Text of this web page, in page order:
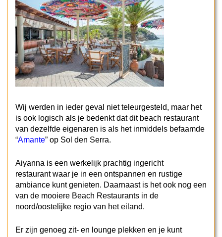
Wij werden in ieder geval niet teleurgesteld, maar het
is ook logisch als je bedenkt dat dit beach restaurant
van dezelfde eigenaren is als het inmiddels befaamde
“Amante” op Sol den Serra.
Aiyanna is een werkelijk prachtig ingericht
restaurant waar je in een ontspannen en rustige
ambiance kunt genieten. Daarnaast is het ook nog een
van de mooiere Beach Restaurants in de
noord/oostelijke regio van het eiland.
Er zijn genoeg zit- en lounge plekken en je kunt